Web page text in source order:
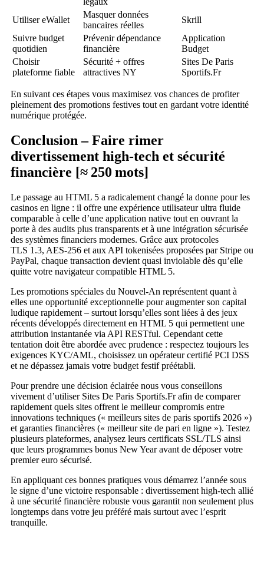
Utiliser eWallet
Masquer données
bancaires réelles
Skrill
Suivre budget
quotidien
Prévenir dépendance
financière
Application
Budget
Choisir
plateforme fiable
Sécurité + offres
attractives NY
Sites De Paris
Sportifs.Fr
En suivant ces étapes vous maximisez vos chances de profiter
pleinement des promotions festives tout en gardant votre identité
numérique protégée.
Conclusion – Faire rimer
divertissement high‑tech et sécurité
financière [≈ 250 mots]
Le passage au HTML 5 a radicalement changé la donne pour les
casinos en ligne : il offre une expérience utilisateur ultra fluide
comparable à celle d’une application native tout en ouvrant la
porte à des audits plus transparents et à une intégration sécurisée
des systèmes financiers modernes. Grâce aux protocoles
TLS 1.3, AES‑256 et aux API tokenisées proposées par Stripe ou
PayPal, chaque transaction devient quasi inviolable dès qu’elle
quitte votre navigateur compatible HTML 5.
Les promotions spéciales du Nouvel‑An représentent quant à
elles une opportunité exceptionnelle pour augmenter son capital
ludique rapidement – surtout lorsqu’elles sont liées à des jeux
récents développés directement en HTML 5 qui permettent une
attribution instantanée via API RESTful. Cependant cette
tentation doit être abordée avec prudence : respectez toujours les
exigences KYC/AML, choisissez un opérateur certifié PCI DSS
et ne dépassez jamais votre budget festif préétabli.
Pour prendre une décision éclairée nous vous conseillons
vivement d’utiliser Sites De Paris Sportifs.Fr afin de comparer
rapidement quels sites offrent le meilleur compromis entre
innovations techniques (« meilleurs sites de paris sportifs 2026 »)
et garanties financières (« meilleur site de pari en ligne »). Testez
plusieurs plateformes, analysez leurs certificats SSL/TLS ainsi
que leurs programmes bonus New Year avant de déposer votre
premier euro sécurisé.
En appliquant ces bonnes pratiques vous démarrez l’année sous
le signe d’une victoire responsable : divertissement high‑tech allié
à une sécurité financière robuste vous garantit non seulement plus
longtemps dans votre jeu préféré mais surtout avec l’esprit
tranquille.